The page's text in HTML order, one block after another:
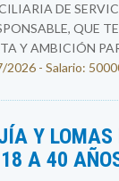
DE
QUE
Y AMBICIÓN
2026 - Salario:
Y LOMAS
A 40